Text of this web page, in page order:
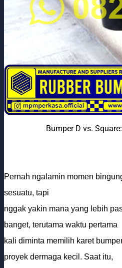
Bumper D vs.
Pernah ngalamin momen
sesuatu, tapi
nggak yakin mana yang lebih
banget, terutama waktu pertama
kali diminta memilih karet
proyek dermaga kecil. Saat itu,